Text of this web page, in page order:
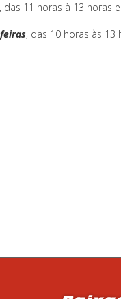
, das 11 horas à 13 horas
, das 10 horas às 13